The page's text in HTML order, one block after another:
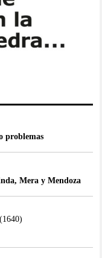
problemas
Mera y Mendoza